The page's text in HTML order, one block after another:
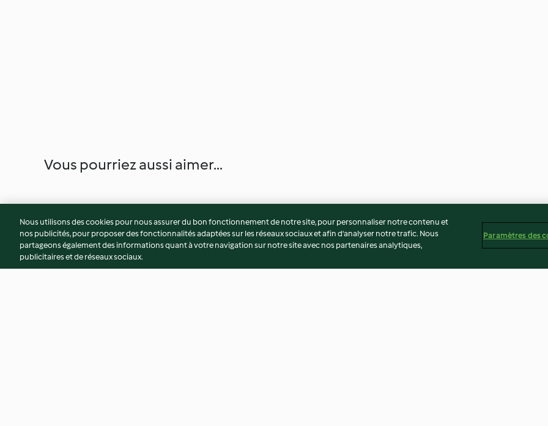
Vous pourriez aussi aimer...
Nous utilisons des cookies pour nous assurer du bon fonctionnement de notre site, pour personnaliser notre contenu et
nos publicités, pour proposer des fonctionnalités adaptées sur les réseaux sociaux et afin d’analyser notre trafic. Nous
partageons également des informations quant à votre navigation sur notre site avec nos partenaires analytiques,
publicitaires et de réseaux sociaux.
Paramètres des